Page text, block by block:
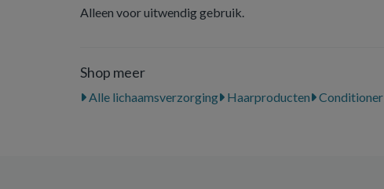
Alleen voor uitwendig gebruik.
Shop meer
Alle lichaamsverzorging Haarproducten Conditioner